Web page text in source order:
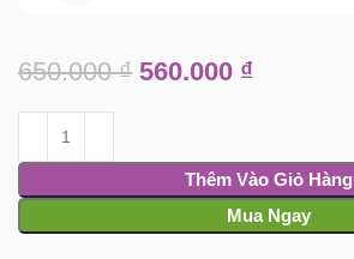
650.000₫ 560.000 ₫
Thêm Vào Giỏ Hàng
Mua Ngay